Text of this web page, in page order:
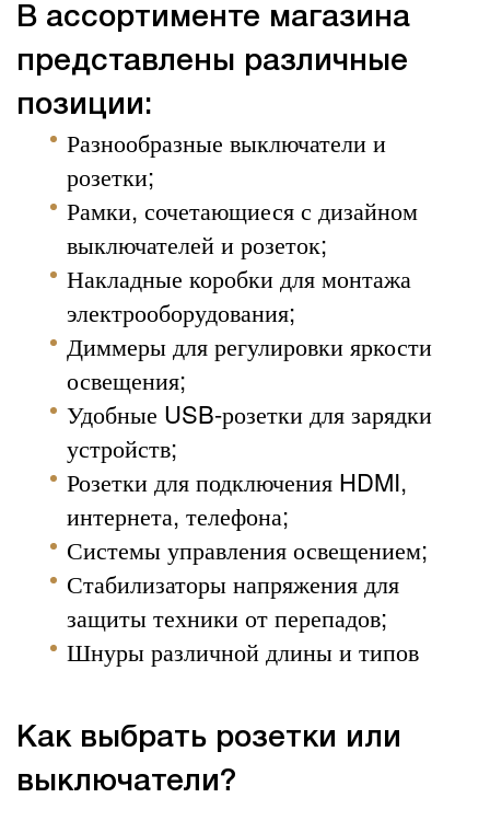
В ассортименте магазина
представлены различные
позиции:
Разнообразные выключатели и
розетки;
Рамки, сочетающиеся с дизайном
выключателей и розеток;
Накладные коробки для монтажа
электрооборудования;
Диммеры для регулировки яркости
освещения;
Удобные USB-розетки для зарядки
устройств;
Розетки для подключения HDMI,
интернета, телефона;
Системы управления освещением;
Стабилизаторы напряжения для
защиты техники от перепадов;
Шнуры различной длины и типов
Как выбрать розетки или
выключатели?